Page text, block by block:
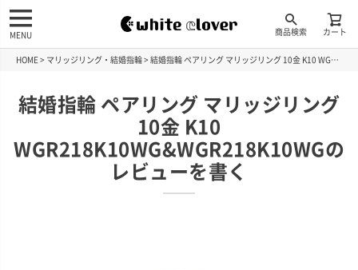
商品検索 カート
MENU
HOME マリッジリング・結婚指輪 結婚指輪 ペアリング マリッジリング 10金 K10 WGR218K10WG&WGR218K10WGのレビューを書く
結婚指輪 ペアリング マリッジリング
10金 K10
WGR218K10WG&WGR218K10WGの
レビューを書く